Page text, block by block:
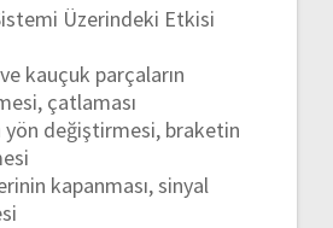
Üzerindeki Etkisi
ve kauçuk parçaların
çatlaması
yön değiştirmesi, braketin
kapanması,sinyal